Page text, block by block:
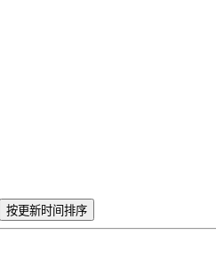
按更新时间排序